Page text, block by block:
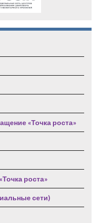
«Точка роста»
роста»
сети)